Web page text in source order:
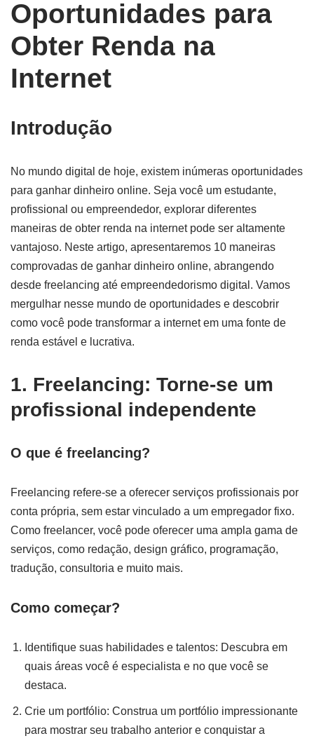
Oportunidades para
Obter Renda na
Internet
Introdução
No mundo digital de hoje, existem inúmeras oportunidades
para ganhar dinheiro online. Seja você um estudante,
profissional ou empreendedor, explorar diferentes
maneiras de obter renda na internet pode ser altamente
vantajoso. Neste artigo, apresentaremos 10 maneiras
comprovadas de ganhar dinheiro online, abrangendo
desde freelancing até empreendedorismo digital. Vamos
mergulhar nesse mundo de oportunidades e descobrir
como você pode transformar a internet em uma fonte de
renda estável e lucrativa.
1. Freelancing: Torne-se um
profissional independente
O que é freelancing?
Freelancing refere-se a oferecer serviços profissionais por
conta própria, sem estar vinculado a um empregador fixo.
Como freelancer, você pode oferecer uma ampla gama de
serviços, como redação, design gráfico, programação,
tradução, consultoria e muito mais.
Como começar?
Identifique suas habilidades e talentos: Descubra em
quais áreas você é especialista e no que você se
destaca.
Crie um portfólio: Construa um portfólio impressionante
para mostrar seu trabalho anterior e conquistar a